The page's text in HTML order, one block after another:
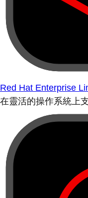
Red Hat Enterprise
在靈活的操作系統上